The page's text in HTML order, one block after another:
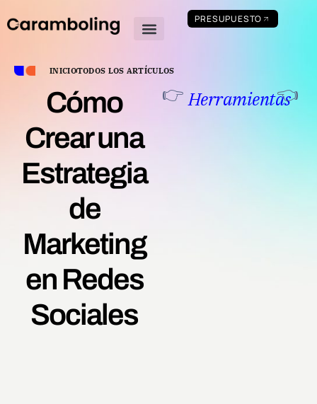
PRESUPUESTO
INICIOTODOS LOS ARTÍCULOS
Cómo
Crear una
Estrategia
de
Marketing
en Redes
Sociales
👉 Herramientas
👈